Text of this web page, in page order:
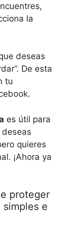
la
deseas
De esta
tu
es útil para
quieres
¡Ahora ya
proteger
e